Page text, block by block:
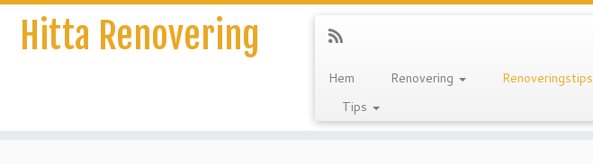
Hitta Renovering
Hem Renovering Renoveringstips
Tips